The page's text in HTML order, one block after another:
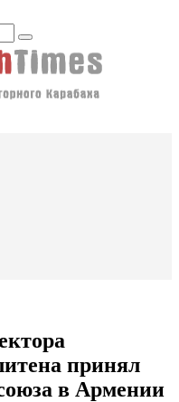
принял
в Армении